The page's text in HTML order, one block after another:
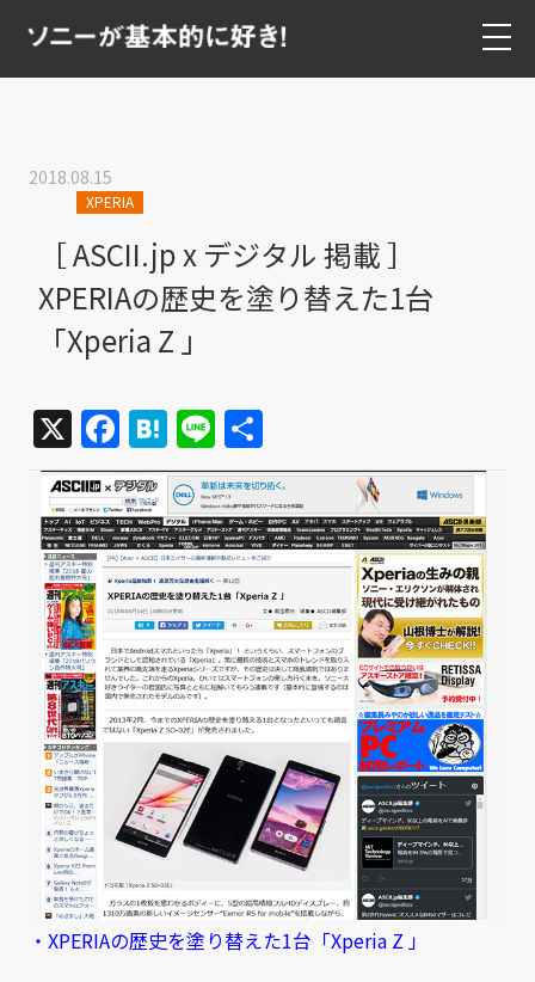
2018.08.15
XPERIA
［ ASCII.jp x デジタル 掲載 ］
XPERIAの歴史を塗り替えた1台
「Xperia Z 」
X Facebook
Hatena
Line
有
・XPERIAの歴史を塗り替えた1台「Xperia Z 」